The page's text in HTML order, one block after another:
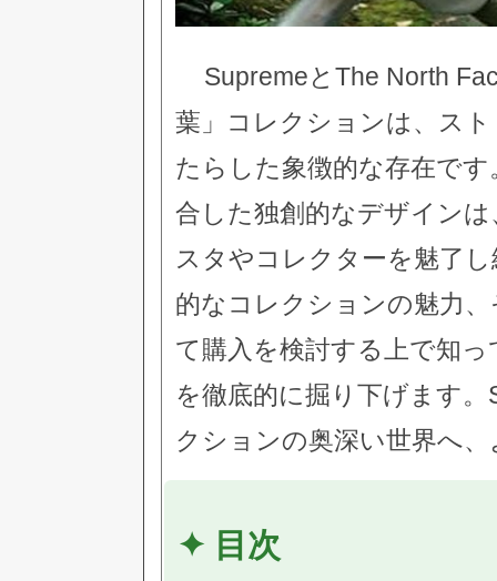
SupremeとThe North
葉」コレクションは、ス
たらした象徴的な存在で
合した独創的なデザイン
スタやコレクターを魅了
的なコレクションの魅力
て購入を検討する上で知
を徹底的に掘り下げます
クションの奥深い世界へ
✦ 目次